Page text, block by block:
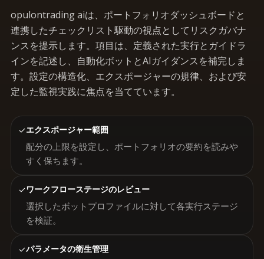
opulontrading aiは、ポートフォリオダッシュボードと
連携したチェックリスト駆動の視点としてリスクガバナ
ンスを提示します。項目は、定義された実行とガイドラ
インを記述し、自動化ボットとAIガイダンスを補完しま
す。設定の構造化、エクスポージャーの規律、および安
定した監視実践に焦点を当てています。
✓エクスポージャー範囲
配分の上限を設定し、ポートフォリオの要約を読みや
すく保ちます。
✓ワークフローステージのレビュー
選択したボットプロファイルに対して各実行ステージ
を検証。
✓パラメータの衛生管理